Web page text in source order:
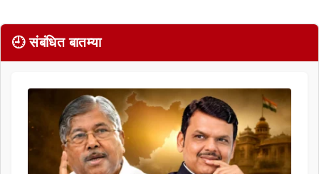
🕘 संबंधित बातम्या